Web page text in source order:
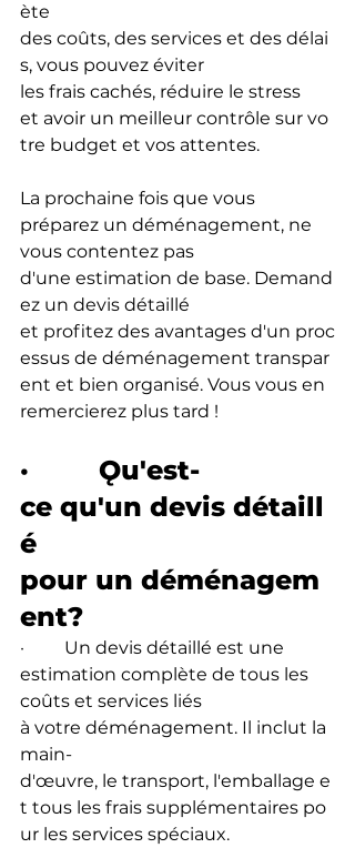
ète
des coûts, des services et des délai
s, vous pouvez éviter
les frais cachés, réduire le stress
et avoir un meilleur contrôle sur vo
tre budget et vos attentes.
La prochaine fois que vous
préparez un déménagement, ne
vous contentez pas
d'une estimation de base. Demand
ez un devis détaillé
et profitez des avantages d'un proc
essus de déménagement transpar
ent et bien organisé. Vous vous en
remercierez plus tard !
·         Ǫu'est-
ce qu'un devis détaill
é
pour un déménagem
ent?
·         Un devis détaillé est une
estimation complète de tous les
coûts et services liés
à votre déménagement. Il inclut la
main-
d'œuvre, le transport, l'emballage e
t tous les frais supplémentaires po
ur les services spéciaux.